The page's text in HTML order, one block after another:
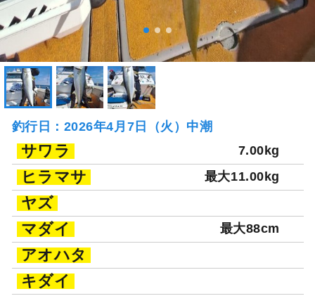
釣行日：2026年4月7日（火）中潮
サワラ 7.00kg
ヒラマサ 最大11.00kg
ヤズ
マダイ
最大88cm
アオハタ
キダイ